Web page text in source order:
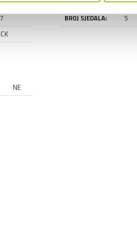
BROJ SJEDALA:
5
NE